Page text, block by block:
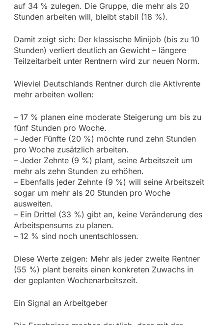
auf 34 % zulegen. Die Gruppe, die mehr als 20
Stunden arbeiten will, bleibt stabil (18 %).
Damit zeigt sich: Der klassische Minijob (bis zu 10
Stunden) verliert deutlich an Gewicht – längere
Teilzeitarbeit unter Rentnern wird zur neuen Norm.
Wieviel Deutschlands Rentner durch die Aktivrente
mehr arbeiten wollen:
– 17 % planen eine moderate Steigerung um bis zu
fünf Stunden pro Woche.
– Jeder Fünfte (20 %) möchte rund zehn Stunden
pro Woche zusätzlich arbeiten.
– Jeder Zehnte (9 %) plant, seine Arbeitszeit um
mehr als zehn Stunden zu erhöhen.
– Ebenfalls jeder Zehnte (9 %) will seine Arbeitszeit
sogar um mehr als 20 Stunden pro Woche
ausweiten.
– Ein Drittel (33 %) gibt an, keine Veränderung des
Arbeitspensums zu planen.
– 12 % sind noch unentschlossen.
Diese Werte zeigen: Mehr als jeder zweite Rentner
(55 %) plant bereits einen konkreten Zuwachs in
der geplanten Wochenarbeitszeit.
Ein Signal an Arbeitgeber